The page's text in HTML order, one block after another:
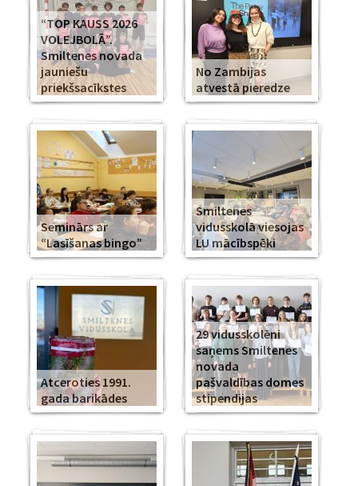
“TOP KAUSS 2026
VOLEJBOLĀ”.
Smiltenes novada
jauniešu
priekšsacīkstes
No Zambijas
atvestā pieredze
Seminārs ar
“Lasīšanas bingo”
Smiltenes
vidusskolā viesojas
LU mācībspēki
Atceroties 1991.
gada barikādes
29 vidusskolēni
saņems Smiltenes
novada
pašvaldības domes
stipendijas